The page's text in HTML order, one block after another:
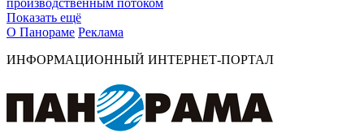
производственным потоком
Показать ещё
О Панораме Реклама
ИНФОРМАЦИОННЫЙ ИНТЕРНЕТ-ПОРТАЛ